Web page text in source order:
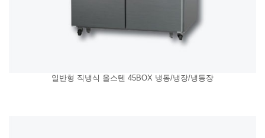
일반형 직냉식 올스텐 45BOX 냉동/냉장/냉동장